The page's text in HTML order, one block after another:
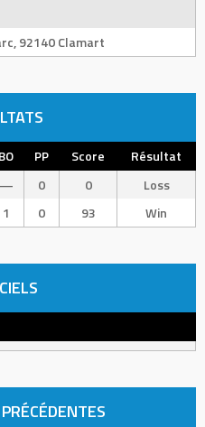
92140 Clamart
BO PP Score
Résultat
— 0 0
Loss
1 0 93 Win